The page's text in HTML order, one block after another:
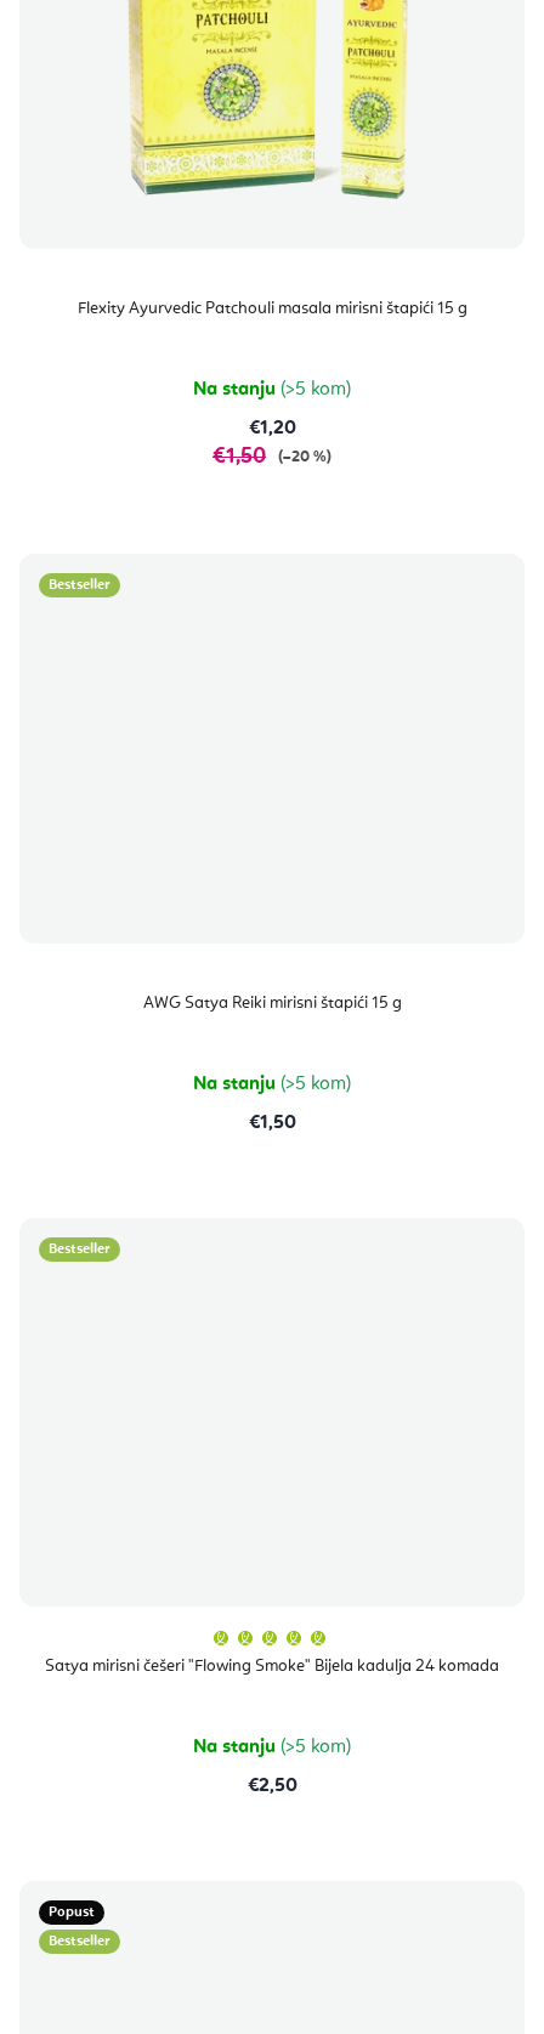
Flexity Ayurvedic Patchouli masala mirisni štapići 15 g
Na stanju (>5 kom)
€1,20
€1,50 (–20 %)
Bestseller
AWG Satya Reiki mirisni štapići 15 g
Na stanju (>5 kom)
€1,50
Bestseller
Satya mirisni češeri "Flowing Smoke" Bijela kadulja 24 komada
proizvoda
je
zvjezdica.
Na stanju (>5 kom)
€2,50
Popust
Bestseller